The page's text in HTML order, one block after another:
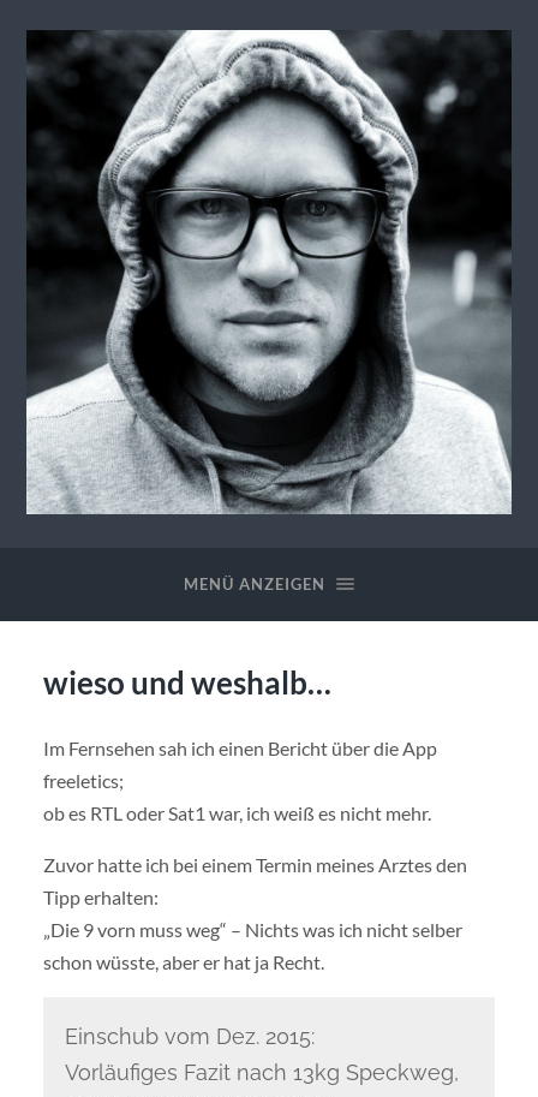
MENÜ ANZEIGEN
wieso und weshalb…
Im Fernsehen sah ich einen Bericht über die App
freeletics;
ob es RTL oder Sat1 war, ich weiß es nicht mehr.
Zuvor hatte ich bei einem Termin meines Arztes den
Tipp erhalten:
„Die 9 vorn muss weg“ – Nichts was ich nicht selber
schon wüsste, aber er hat ja Recht.
Einschub vom Dez. 2015:
Vorläufiges Fazit nach 13kg Speckweg,